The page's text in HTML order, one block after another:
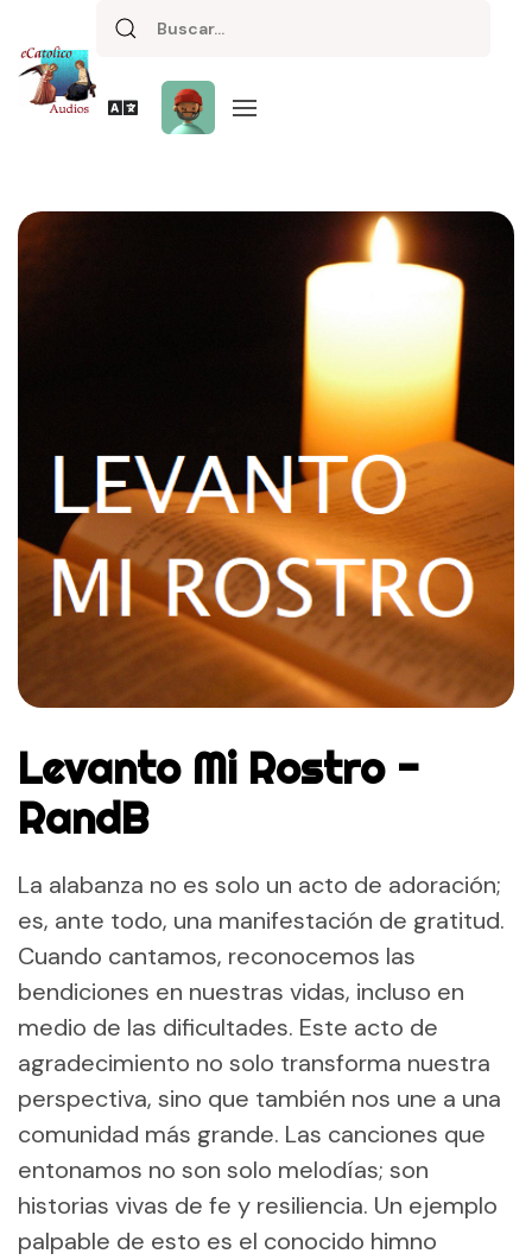
Levanto Mi Rostro -
RandB
La alabanza no es solo un acto de adoración;
es, ante todo, una manifestación de gratitud.
Cuando cantamos, reconocemos las
bendiciones en nuestras vidas, incluso en
medio de las dificultades. Este acto de
agradecimiento no solo transforma nuestra
perspectiva, sino que también nos une a una
comunidad más grande. Las canciones que
entonamos no son solo melodías; son
historias vivas de fe y resiliencia. Un ejemplo
palpable de esto es el conocido himno